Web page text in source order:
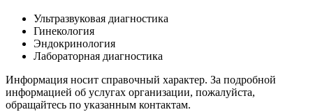
Ультразвуковая диагностика
Гинекология
Эндокринология
Лабораторная диагностика
Информация носит справочный характер. За подробной
информацией об услугах организации, пожалуйста,
обращайтесь по указанным контактам.